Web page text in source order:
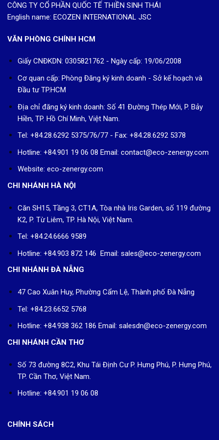
CÔNG TY CỔ PHẦN QUỐC TẾ THIỀN SINH THÁI
English name: ECOZEN INTERNATIONAL JSC
VĂN PHÒNG CHÍNH HCM
Giấy CNĐKDN: 0305821762 - Ngày cấp: 19/06/2008
Cơ quan cấp: Phòng Đăng ký kinh doanh - Sở kế hoạch và
Đầu tư TP.HCM
Địa chỉ đăng ký kinh doanh: Số 41 Đường Thép Mới, P. Bảy
Hiền, TP. Hồ Chí Minh, Việt Nam.
Tel: +84.28.6292 5375/76/77 - Fax: +84.28.6292 5378
Hotline: +84.901 19 06 08 Email: contact@eco-zenergy.com
Website: eco-zenergy.com
CHI NHÁNH HÀ NỘI
Căn SH15, Tầng 3, CT1A, Tòa nhà Iris Garden, số 119 đường
K2, P. Từ Liêm, TP. Hà Nội, Việt Nam.
Tel: +84.24.6666 9589
Hotline: +84.903 872 146 Email: sales@eco-zenergy.com
CHI NHÁNH ĐÀ NẴNG
47 Cao Xuân Huy, Phường Cẩm Lệ, Thành phố Đà Nẵng
Tel: +84.23.6652 5768
Hotline: +84.938 362 186 Email: salesdn@eco-zenergy.com
CHI NHÁNH CẦN THƠ
Số 73 đường 8C2, Khu Tái Định Cư P. Hưng Phú, P. Hưng Phú,
TP. Cần Thơ, Việt Nam.
Hotline: +84.901 19 06 08
CHÍNH SÁCH